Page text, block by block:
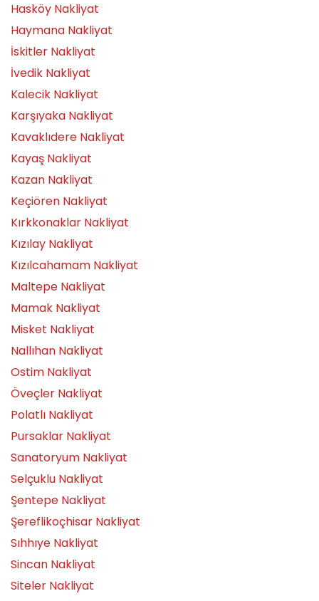
Hasköy Nakliyat
Haymana Nakliyat
İskitler Nakliyat
İvedik Nakliyat
Kalecik Nakliyat
Karşıyaka Nakliyat
Kavaklıdere Nakliyat
Kayaş Nakliyat
Kazan Nakliyat
Keçiören Nakliyat
Kırkkonaklar Nakliyat
Kızılay Nakliyat
Kızılcahamam Nakliyat
Maltepe Nakliyat
Mamak Nakliyat
Misket Nakliyat
Nallıhan Nakliyat
Ostim Nakliyat
Öveçler Nakliyat
Polatlı Nakliyat
Pursaklar Nakliyat
Sanatoryum Nakliyat
Selçuklu Nakliyat
Şentepe Nakliyat
Şereflikoçhisar Nakliyat
Sıhhıye Nakliyat
Sincan Nakliyat
Siteler Nakliyat